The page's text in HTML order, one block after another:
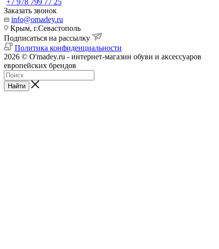
Заказать звонок
info@omadey.ru
Крым, г.Севастополь
Подписаться на рассылку
Политика конфиденциальности
2026 © O'madey.ru - интернет-магазин обуви и аксессуаров
европейских брендов
Найти